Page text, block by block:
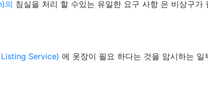
의 침실을 처리 할 수있는 유일한 요구 사항 은 비상구가
Service) 에 옷장이 필요 하다는 것을 암시하는 일